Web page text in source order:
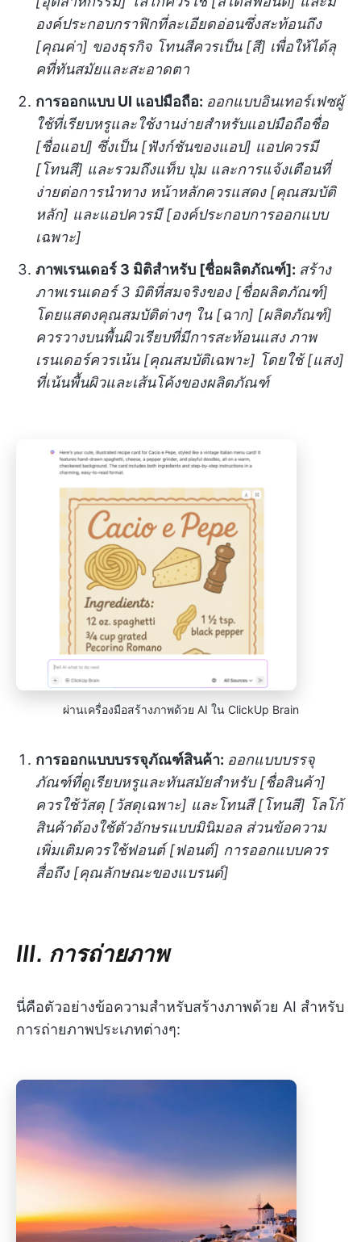
องค์ประกอบกราฟิกที่ละเอียดอ่อนซึ่งสะท้อนถึง
[คุณค่า] ของธุรกิจ โทนสีควรเป็น [สี] เพื่อให้ได้ลุ
คที่ทันสมัยและสะอาดตา
การออกแบบ UI แอปมือถือ: ออกแบบอินเทอร์เฟซผู้
ใช้ที่เรียบหรูและใช้งานง่ายสำหรับแอปมือถือชื่อ
[ชื่อแอป] ซึ่งเป็น [ฟังก์ชันของแอป] แอปควรมี
[โทนสี] และรวมถึงแท็บ ปุ่ม และการแจ้งเตือนที่
ง่ายต่อการนำทาง หน้าหลักควรแสดง [คุณสมบัติ
หลัก] และแอปควรมี [องค์ประกอบการออกแบบ
เฉพาะ]
ภาพเรนเดอร์ 3 มิติสำหรับ [ชื่อผลิตภัณฑ์]: สร้าง
ภาพเรนเดอร์ 3 มิติที่สมจริงของ [ชื่อผลิตภัณฑ์]
โดยแสดงคุณสมบัติต่างๆ ใน [ฉาก] [ผลิตภัณฑ์]
ควรวางบนพื้นผิวเรียบที่มีการสะท้อนแสง ภาพ
เรนเดอร์ควรเน้น [คุณสมบัติเฉพาะ] โดยใช้ [แสง]
ที่เน้นพื้นผิวและเส้นโค้งของผลิตภัณฑ์
ผ่านเครื่องมือสร้างภาพด้วย AI ใน ClickUp Brain
การออกแบบบรรจุภัณฑ์สินค้า: ออกแบบบรรจุ
ภัณฑ์ที่ดูเรียบหรูและทันสมัยสำหรับ [ชื่อสินค้า]
ควรใช้วัสดุ [วัสดุเฉพาะ] และโทนสี [โทนสี] โลโก้
สินค้าต้องใช้ตัวอักษรแบบมินิมอล ส่วนข้อความ
เพิ่มเติมควรใช้ฟอนต์ [ฟอนต์] การออกแบบควร
สื่อถึง [คุณลักษณะของแบรนด์]
III. การถ่ายภาพ
นี่คือตัวอย่างข้อความสำหรับสร้างภาพด้วย AI สำหรับ
การถ่ายภาพประเภทต่างๆ: